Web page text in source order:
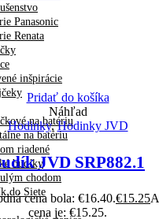
Panasonic
Renata
inšpirácie
na batériu
na batériu
riadené
budíky
chodom
do Siete
Pridať do košíka
Náhľad
Hodinky,Hodinky JVD
JVD SRP882.1
cena bola: €16.40.€15.25
cena je: €15.25.